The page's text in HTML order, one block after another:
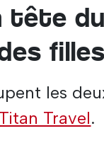
tête
les
Titan Travel.